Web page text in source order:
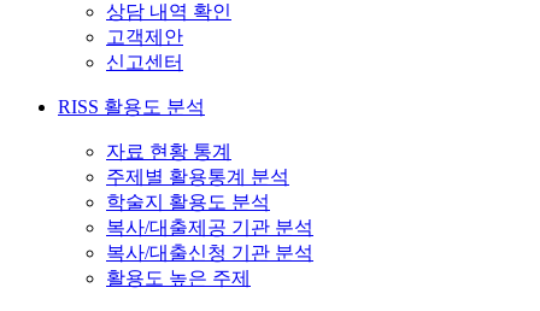
상담 내역 확인
고객제안
신고센터
RISS 활용도 분석
자료 현황 통계
주제별 활용통계 분석
학술지 활용도 분석
복사/대출제공 기관 분석
복사/대출신청 기관 분석
활용도 높은 주제